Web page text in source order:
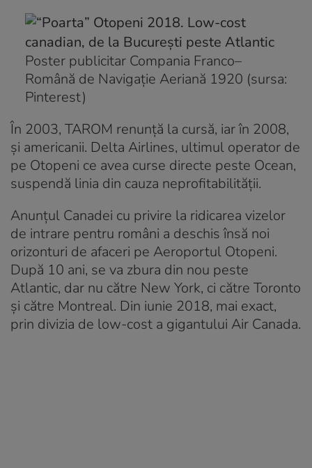
Poster publicitar Compania Franco–
Română de Navigație Aeriană 1920 (sursa:
Pinterest)
În 2003, TAROM renunță la cursă, iar în 2008,
și americanii. Delta Airlines, ultimul operator de
pe Otopeni ce avea curse directe peste Ocean,
suspendă linia din cauza neprofitabilității.
Anunțul Canadei cu privire la ridicarea vizelor
de intrare pentru români a deschis însă noi
orizonturi de afaceri pe Aeroportul Otopeni.
După 10 ani, se va zbura din nou peste
Atlantic, dar nu către New York, ci către Toronto
și către Montreal. Din iunie 2018, mai exact,
prin divizia de low-cost a gigantului Air Canada.